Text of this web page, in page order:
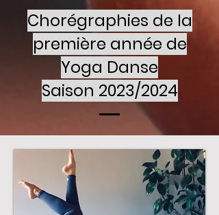
Chorégraphies de la
première année de
Yoga Danse
Saison 2023/2024